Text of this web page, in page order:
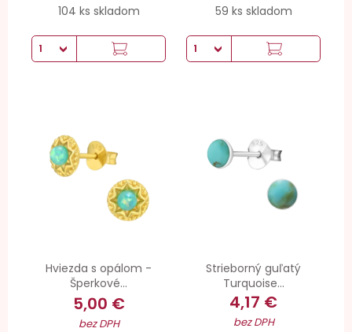
104 ks skladom
59 ks skladom
Hviezda s opálom -
Šperkové...
5,00 €
bez DPH
Strieborný guľatý
Turquoise...
4,17 €
bez DPH